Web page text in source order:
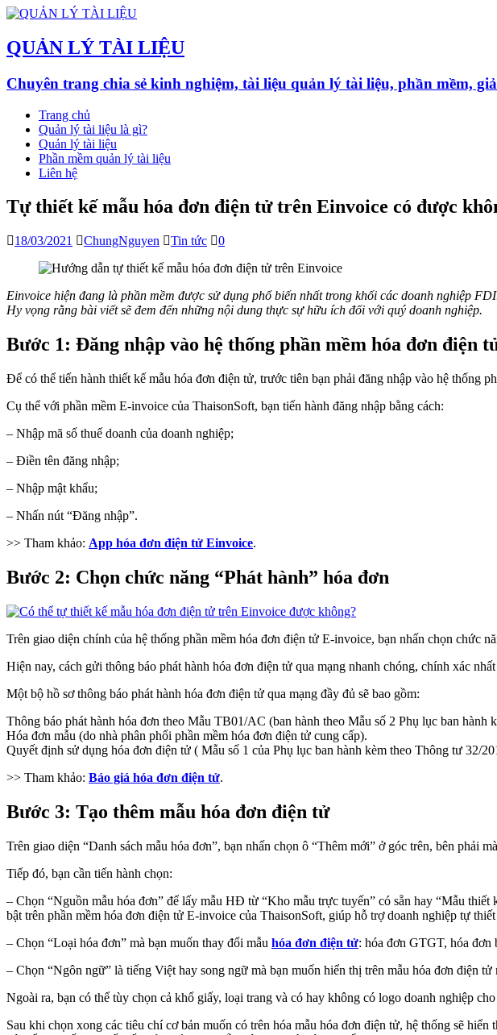
QUẢN LÝ TÀI LIỆU
Chuyên trang chia sẻ kinh nghiệm, tài liệu quản lý tài liệu, phần mềm,
Trang chủ
Quản lý tài liệu là gì?
Quản lý tài liệu
Phần mềm quản lý tài liệu
Liên hệ
Tự thiết kế mẫu hóa đơn điện tử trên Einvoice có được
18/03/2021 ChungNguyen Tin tức 0
Einvoice hiện đang là phần mềm được sử dụng phổ biến nhất trong khối các doanh nghiệp
Hy vọng rằng bài viết sẽ đem đến những nội dung thực sự hữu ích đối với quý doanh nghiệp.
Bước 1: Đăng nhập vào hệ thống phần mềm hóa đơn điện
Để có thể tiến hành thiết kế mẫu hóa đơn điện tử, trước tiên bạn phải đăng nhập vào hệ thống
Cụ thể với phần mềm E-invoice của ThaisonSoft, bạn tiến hành đăng nhập bằng cách:
– Nhập mã số thuế doanh của doanh nghiệp;
– Điền tên đăng nhập;
– Nhập mật khẩu;
– Nhấn nút “Đăng nhập”.
>> Tham khảo: App hóa đơn điện tử Einvoice.
Bước 2: Chọn chức năng “Phát hành” hóa đơn
Trên giao diện chính của hệ thống phần mềm hóa đơn điện tử E-invoice, bạn nhấn chọn chức
Hiện nay, cách gửi thông báo phát hành hóa đơn điện tử qua mạng nhanh chóng, chính xác
Một bộ hồ sơ thông báo phát hành hóa đơn điện tử qua mạng đầy đủ sẽ bao gồm:
Thông báo phát hành hóa đơn theo Mẫu TB01/AC (ban hành theo Mẫu số 2 Phụ lục ban
Hóa đơn mẫu (do nhà phân phối phần mềm hóa đơn điện tử cung cấp).
Quyết định sử dụng hóa đơn điện tử ( Mẫu số 1 của Phụ lục ban hành kèm theo Thông tư
>> Tham khảo: Báo giá hóa đơn điện tử.
Bước 3: Tạo thêm mẫu hóa đơn điện tử
Trên giao diện “Danh sách mẫu hóa đơn”, bạn nhấn chọn ô “Thêm mới” ở góc trên, bên
Tiếp đó, bạn cần tiến hành chọn:
– Chọn “Nguồn mẫu hóa đơn” để lấy mẫu HĐ từ “Kho mẫu trực tuyến” có sẵn hay “Mẫu
bật trên phần mềm hóa đơn điện tử E-invoice của ThaisonSoft, giúp hỗ trợ doanh nghiệp tự
– Chọn “Loại hóa đơn” mà bạn muốn thay đổi mẫu hóa đơn điện tử: hóa đơn GTGT, hóa đơn
– Chọn “Ngôn ngữ” là tiếng Việt hay song ngữ mà bạn muốn hiển thị trên mẫu hóa đơn điện tử
Ngoài ra, bạn có thể tùy chọn cả khổ giấy, loại trang và có hay không có logo doanh nghiệp
Sau khi chọn xong các tiêu chí cơ bản muốn có trên hóa mẫu hóa đơn điện tử, hệ thống sẽ